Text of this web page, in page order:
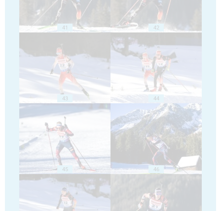
41 42
43 44
45 46